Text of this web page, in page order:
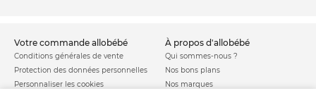
votre commande allobébé
Conditions générales de vente
Protection des données personnelles
Personnaliser les cookies
à propos d'allobébé
Qui sommes-nous ?
Nos bons plans
Nos marques